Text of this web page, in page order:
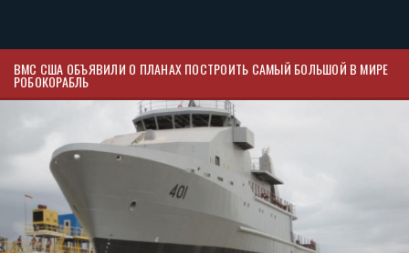
ВМС США ОБЪЯВИЛИ О ПЛАНАХ ПОСТРОИТЬ САМЫЙ БОЛЬШОЙ В МИРЕ
РОБОКОРАБЛЬ